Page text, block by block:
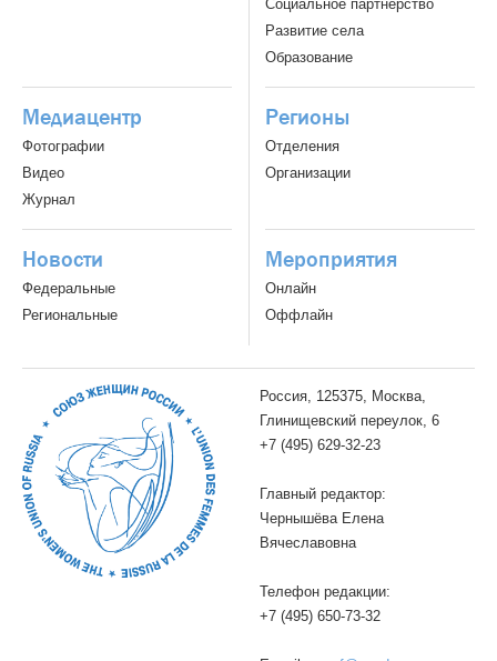
Социальное партнерство
Развитие села
Образование
Медиацентр
Фотографии
Видео
Журнал
Регионы
Отделения
Организации
Новости
Федеральные
Региональные
Мероприятия
Онлайн
Оффлайн
Россия, 125375, Москва,
Глинищевский переулок, 6
+7 (495) 629-32-23
Главный редактор:
Чернышёва Елена
Вячеславовна
Телефон редакции:
+7 (495) 650-73-32